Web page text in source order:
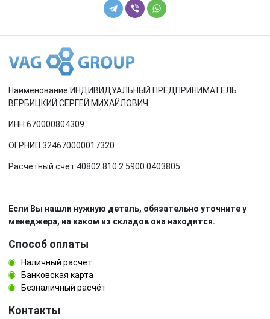
Toyota
Volvo
Наименование ИНДИВИДУАЛЬНЫЙ ПРЕДПРИНИМАТЕЛЬ
ВЕРБИЦКИЙ СЕРГЕЙ МИХАЙЛОВИЧ
ИНН 670000804309
ОГРНИП 324670000017320
Расчётный счёт 40802 810 2 5900 0403805
Если Вы нашли нужную деталь, обязательно уточните у
менеджера, на каком из складов она находится.
Способ оплаты
Наличный расчёт
Банковская карта
Безналичный расчёт
Контакты